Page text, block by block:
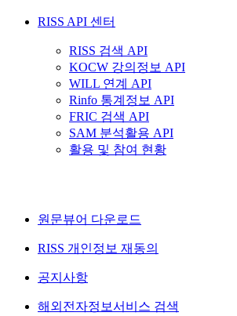
RISS API 센터
RISS 검색 API
KOCW 강의정보 API
WILL 연계 API
Rinfo 통계정보 API
FRIC 검색 API
SAM 분석활용 API
활용 및 참여 현황
원문뷰어 다운로드
RISS 개인정보 재동의
공지사항
해외전자정보서비스 검색